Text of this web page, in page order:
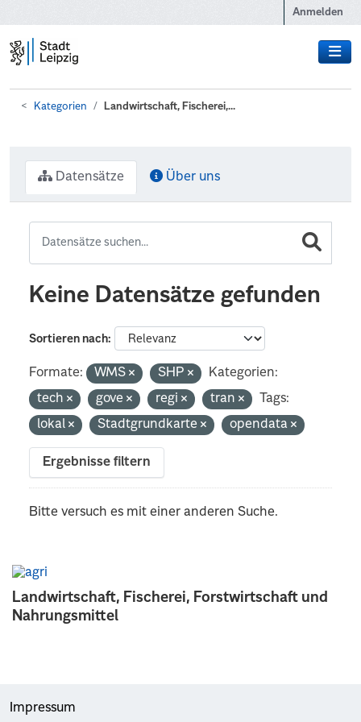
Anmelden
Kategorien Landwirtschaft, Fischerei,...
Landwirtschaft, Fischerei, Forstwirtschaft und
Nahrungsmittel
Datensätze Über uns
Keine Datensätze gefunden
Sortieren nach
Formate: WMS SHP
Kategorien:
tech
gove regi tran
Tags:
lokal
Stadtgrundkarte opendata
Ergebnisse filtern
Bitte versuch es mit einer anderen Suche.
Impressum